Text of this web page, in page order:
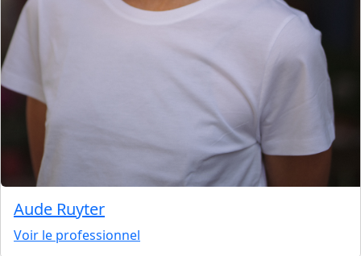
Aude Ruyter
Voir le professionnel